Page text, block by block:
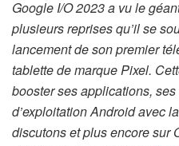
Google I/O 2023 a vu le
plusieurs reprises qu’il se
lancement de son premier
tablette de marque Pixel.
booster ses applications,
d’exploitation Android avec
discutons et plus encore sur